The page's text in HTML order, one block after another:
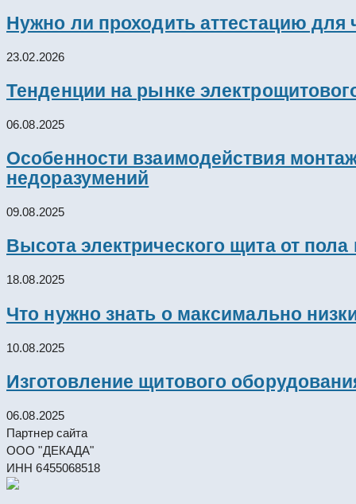
Нужно ли проходить аттестацию для
23.02.2026
Тенденции на рынке
06.08.2025
Особенности взаимодействия
недоразумений
09.08.2025
Высота электрического щита от
18.08.2025
Что нужно знать о максимально
10.08.2025
Изготовление щитового
06.08.2025
Партнер сайта
ООО "ДЕКАДА"
ИНН 6455068518